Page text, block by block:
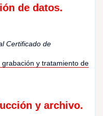
de datos.
Certificado de
y tratamiento de
y archivo.